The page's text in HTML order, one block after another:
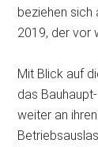
beziehen sich
2019, der vor
Mit Blick auf
das
weiter an